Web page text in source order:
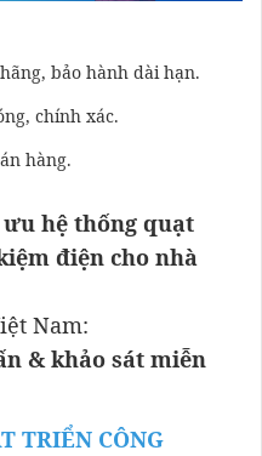
bảo hành dài hạn.
chính xác.
hàng.
hệ thống quạt
điện cho nhà
Nam:
& khảo sát miễn
TRIỂN CÔNG